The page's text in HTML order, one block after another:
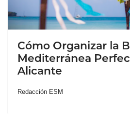
Cómo Organizar la
Mediterránea
Alicante
Redacción ESM